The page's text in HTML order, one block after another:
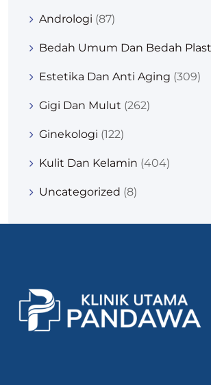
Andrologi (87)
Bedah Umum Dan Bedah
Estetika Dan Anti Aging (309)
Gigi Dan Mulut (262)
Ginekologi (122)
Kulit Dan Kelamin (404)
Uncategorized (8)